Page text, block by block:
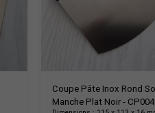
Coupe Pâte Inox Rond
Manche Plat Noir - CP004